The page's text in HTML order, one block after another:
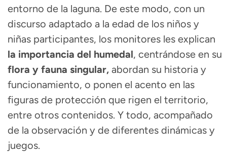
entorno de la laguna. De este modo, con un
discurso adaptado a la edad de los niños y
niñas participantes, los monitores les explican
la importancia del humedal, centrándose en su
flora y fauna singular, abordan su historia y
funcionamiento, o ponen el acento en las
figuras de protección que rigen el territorio,
entre otros contenidos. Y todo, acompañado
de la observación y de diferentes dinámicas y
juegos.